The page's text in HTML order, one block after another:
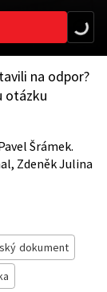
na odpor?
otázku
Šrámek.
Zdeněk Julina
dokument